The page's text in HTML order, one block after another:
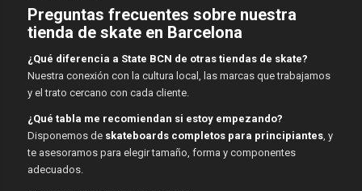
Preguntas frecuentes sobre nuestra
tienda de skate en Barcelona
¿Qué diferencia a State BCN de otras tiendas de skate?
Nuestra conexión con la cultura local, las marcas que trabajamos
y el trato cercano con cada cliente.
¿Qué tabla me recomiendan si estoy empezando?
Disponemos de skateboards completos para principiantes, y
te asesoramos para elegir tamaño, forma y componentes
adecuados.